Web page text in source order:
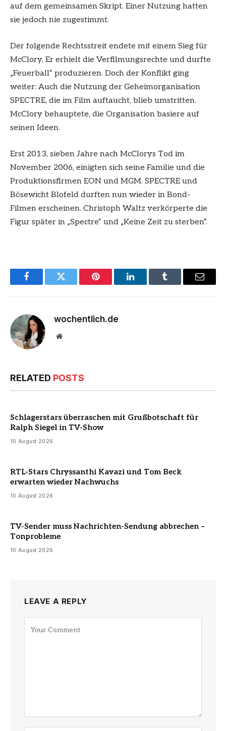
auf dem gemeinsamen Skript. Einer Nutzung hatten
sie jedoch nie zugestimmt.
Der folgende Rechtsstreit endete mit einem Sieg für
McClory. Er erhielt die Verfilmungsrechte und durfte
„Feuerball“ produzieren. Doch der Konflikt ging
weiter: Auch die Nutzung der Geheimorganisation
SPECTRE, die im Film auftaucht, blieb umstritten.
McClory behauptete, die Organisation basiere auf
seinen Ideen.
Erst 2013, sieben Jahre nach McClorys Tod im
November 2006, einigten sich seine Familie und die
Produktionsfirmen EON und MGM. SPECTRE und
Bösewicht Blofeld durften nun wieder in Bond-
Filmen erscheinen. Christoph Waltz verkörperte die
Figur später in „Spectre“ und „Keine Zeit zu sterben“.
FacebookTwitter Pinterest LinkedInTumblr Email
wochentlich.de
Website
RELATED POSTS
Schlagerstars überraschen mit Grußbotschaft für
Ralph Siegel in TV-Show
10 August 2026
RTL-Stars Chryssanthi Kavazi und Tom Beck
erwarten wieder Nachwuchs
10 August 2026
TV-Sender muss Nachrichten-Sendung abbrechen –
Tonprobleme
10 August 2026
LEAVE A REPLY